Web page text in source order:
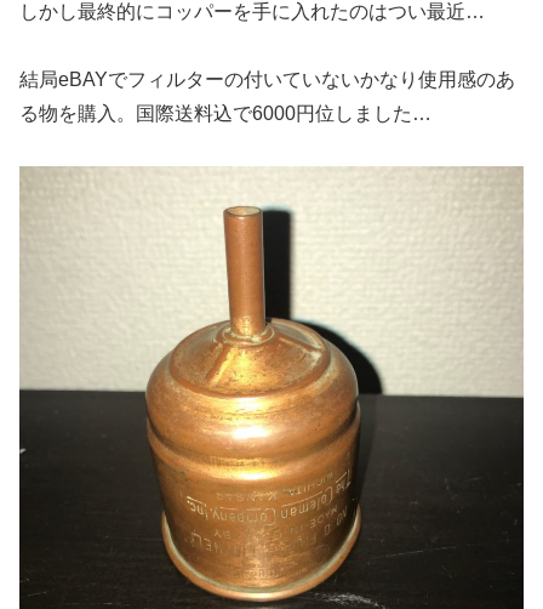
しかし最終的にコッパーを手に入れたのはつい最近…
結局eBAYでフィルターの付いていないかなり使用感のあ
る物を購入。国際送料込で6000円位しました…